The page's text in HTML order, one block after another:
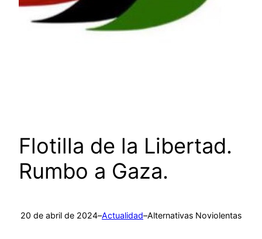
Flotilla de la Libertad.
Rumbo a Gaza.
20 de abril de 2024–Actualidad–Alternativas Noviolentas